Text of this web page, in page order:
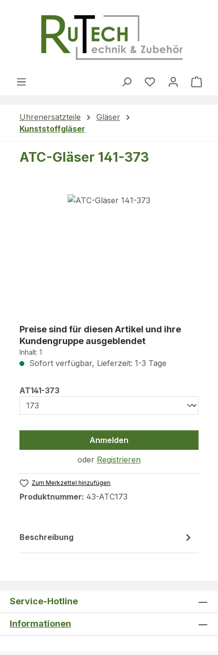
Du hast 0
Uhrenersatzteile
Gläser
Kunststoffgläser
ATC-Gläser 141-373
Bildergalerie überspringen
Preise sind für diesen Artikel und ihre
Kundengruppe ausgeblendet
Inhalt: 1
Sofort verfügbar, Lieferzeit: 1-3 Tage
AT141-373auswählen
Anmelden
oder Registrieren
Zum Merkzettel hinzufügen
Produktnummer: 43-ATC173
Beschreibung
Service-Hotline
Informationen